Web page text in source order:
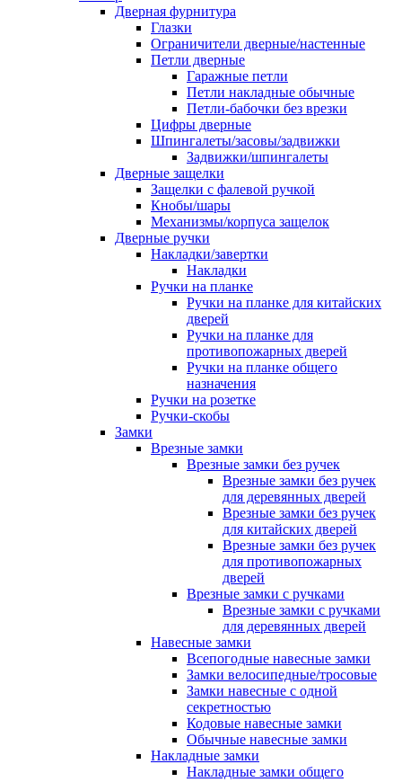
Дверная фурнитура
Глазки
Ограничители дверные/настенные
Петли дверные
Гаражные петли
Петли накладные обычные
Петли-бабочки без врезки
Цифры дверные
Шпингалеты/засовы/задвижки
Задвижки/шпингалеты
Дверные защелки
Защелки с фалевой ручкой
Кнобы/шары
Механизмы/корпуса защелок
Дверные ручки
Накладки/завертки
Накладки
Ручки на планке
Ручки на планке для китайских
дверей
Ручки на планке для
противопожарных дверей
Ручки на планке общего
назначения
Ручки на розетке
Ручки-скобы
Замки
Врезные замки
Врезные замки без ручек
Врезные замки без ручек
для деревянных дверей
Врезные замки без ручек
для китайских дверей
Врезные замки без ручек
для противопожарных
дверей
Врезные замки с ручками
Врезные замки с ручками
для деревянных дверей
Навесные замки
Всепогодные навесные замки
Замки велосипедные/тросовые
Замки навесные с одной
секретностью
Кодовые навесные замки
Обычные навесные замки
Накладные замки
Накладные замки общего